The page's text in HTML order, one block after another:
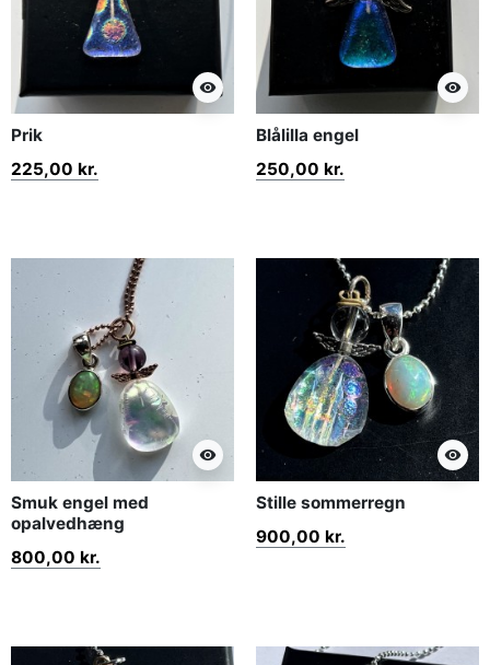
visibility
Prik
225,00 kr.
visibility
Blålilla engel
250,00 kr.
visibility
Smuk engel med
opalvedhæng
800,00 kr.
visibility
Stille sommerregn
900,00 kr.